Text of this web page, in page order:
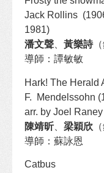
Jack Rollins
1981)
潘文聲、 黃樂詩（
導師：譚敏敏
Hark! The Herald
F. Mendelssohn
arr. by Joel
陳靖昕
梁穎欣
導師：蘇詠恩
Catbus